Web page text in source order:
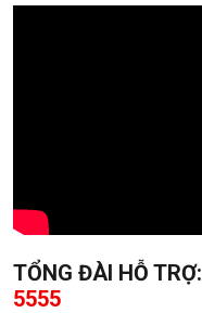
TỔNG ĐÀI HỖ TRỢ:
5555